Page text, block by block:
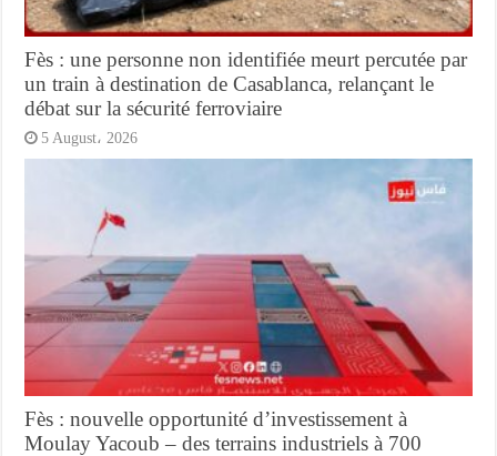
Fès : une personne non identifiée meurt percutée par
un train à destination de Casablanca, relançant le
débat sur la sécurité ferroviaire
5 August، 2026
Fès : nouvelle opportunité d’investissement à
Moulay Yacoub – des terrains industriels à 700